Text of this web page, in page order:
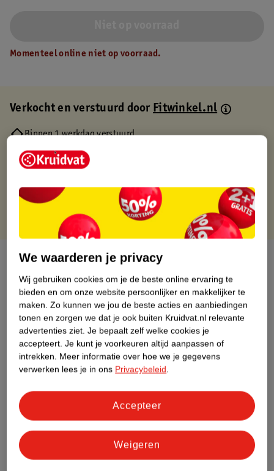
Momenteel online niet op voorraad.
Verkocht en verstuurd doorFitwinkel.nl
Binnen 1 werkdag verstuurd
Gratis thuisbezorgd
Gratis retourneren via verkooppartner.
Over dit product
Productinformatie
Nature Impact Score
Dit product heeft (nog) geen Nature
Impact Score.
Meer informatie
Bestel & Bezorginformatie
Bekijk ook
We waarderen je privacy
Wij gebruiken cookies om je de beste online ervaring te
bieden en om onze website persoonlijker en makkelijker te
maken. Zo kunnen we jou de beste acties en aanbiedingen
tonen en zorgen we dat je ook buiten Kruidvat.nl relevante
advertenties ziet. Je bepaalt zelf welke cookies je
accepteert. Je kunt je voorkeuren altijd aanpassen of
intrekken. Meer informatie over hoe we je gegevens
verwerken lees je in ons Privacybeleid.
Weigeren
Accepteer